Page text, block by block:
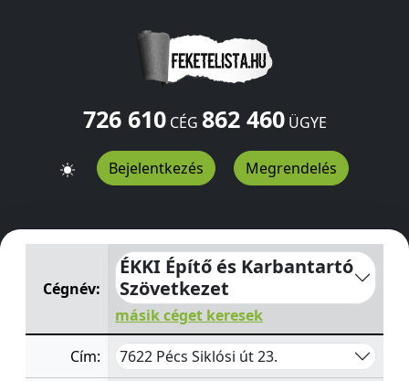
726 610CÉG 862 460ÜGYE
Bejelentkezés Megrendelés
ÉKKI Építő és Karbantartó SzövetkezetSiklósi út 23.
Cégnév:
ÉKKI Építő és Karbantartó
Szövetkezet
másik céget keresek
Cím: 7622 Pécs Siklósi út 23.